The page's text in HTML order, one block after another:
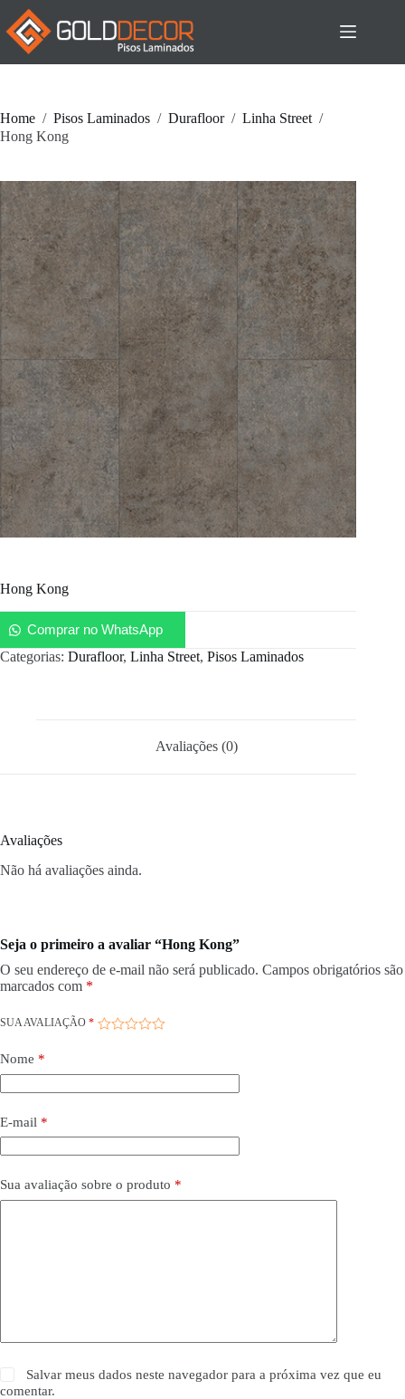
Pular
para
conteúdo
Home / Pisos Laminados / Durafloor / Linha Street /
Hong Kong
Hong Kong
Comprar no WhatsApp
Categorias: Durafloor, Linha Street, Pisos Laminados
Avaliações (0)
Avaliações
Não há avaliações ainda.
Seja o primeiro a avaliar “Hong Kong”
O seu endereço de e-mail não será publicado. Campos obrigatórios são
marcados com *
SUA AVALIAÇÃO *
Nome *
E-mail *
Sua avaliação sobre o produto *
Salvar meus dados neste navegador para a próxima vez que eu
comentar.